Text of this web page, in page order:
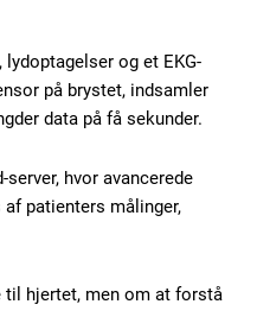
og et EKG-
på brystet, indsamler
data på få sekunder.
hvor avancerede
patienters målinger,
til hjertet, men om at forstå